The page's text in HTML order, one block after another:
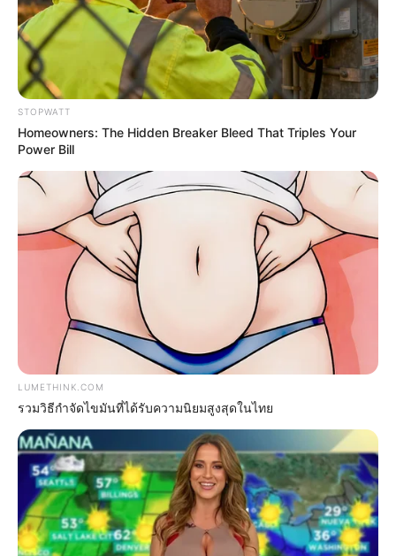
แนะนำ
ดูดวง
ดูเพิ่มเติม
เบอร์โทร คน Keep look เป๊ะทุกมุมดูดี
ทุกองศา คุณล่ะมีเลขคู่นี้ไหม
ดูดวง
วันที่ 1 ส.ค. 2569 วันคล้ายวันสำเร็จ
มรรคผลพระโพธิสัตว์กวนอิม
STOPWATT
Homeowners: The Hidden Breaker Bleed That Triples Your
Power Bill
LUMETHINK.COM
รวมวิธีกำจัดไขมันที่ได้รับความนิยมสูงสุดในไทย